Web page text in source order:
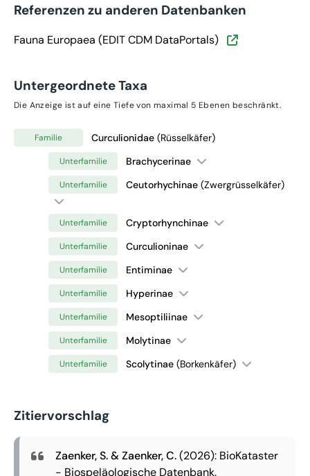
Referenzen zu anderen Datenbanken
Fauna Europaea (EDIT CDM DataPortals)
Untergeordnete Taxa
Die Anzeige ist auf eine Tiefe von maximal 5 Ebenen beschränkt.
Familie Curculionidae (Rüsselkäfer)
Unterfamilie Brachycerinae
Unterfamilie Ceutorhychinae (Zwergrüsselkäfer)
Unterfamilie Cryptorhynchinae
Unterfamilie Curculioninae
Unterfamilie Entiminae
Unterfamilie Hyperinae
Unterfamilie Mesoptiliinae
Unterfamilie Molytinae
Unterfamilie Scolytinae (Borkenkäfer)
Zitiervorschlag
Zaenker, S. & Zaenker, C.(2026): BioKataster
- Biospeläologische Datenbank.